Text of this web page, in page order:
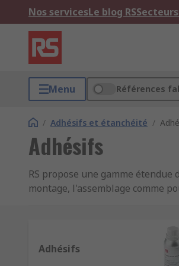
Nos servicesLe blog RS
Menu Références
/ Adhésifs et étanchéité /
Adhésifs
RS propose une gamme
montage, l'assemblage comme
Comment bien choisir sa
En fonction des propriétés
Adhésifs